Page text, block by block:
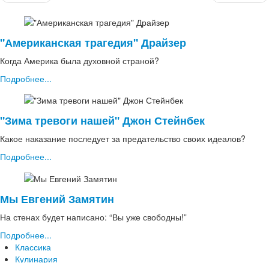
"Американская трагедия" Драйзер
Когда Америка была духовной страной?
Подробнее...
"Зима тревоги нашей" Джон Стейнбек
Какое наказание последует за предательство своих идеалов?
Подробнее...
Мы Евгений Замятин
На стенах будет написано: “Вы уже свободны!”
Подробнее...
Классика
Кулинария